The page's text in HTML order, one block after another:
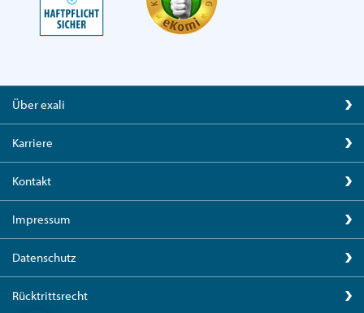
Über exali
Karriere
Kontakt
Impressum
Datenschutz
Rücktrittsrecht